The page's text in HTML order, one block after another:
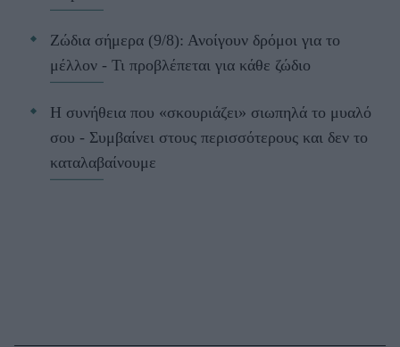
Ζώδια σήμερα (9/8): Ανοίγουν δρόμοι για το
μέλλον - Τι προβλέπεται για κάθε ζώδιο
Η συνήθεια που «σκουριάζει» σιωπηλά το μυαλό
σου - Συμβαίνει στους περισσότερους και δεν το
καταλαβαίνουμε